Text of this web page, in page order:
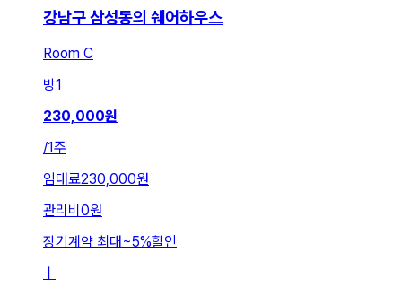
강남구 삼성동의 쉐어하우스
Room C
방1
230,000원
/1주
임대료230,000원
관리비 0원
장기계약 최대 ~5%할인